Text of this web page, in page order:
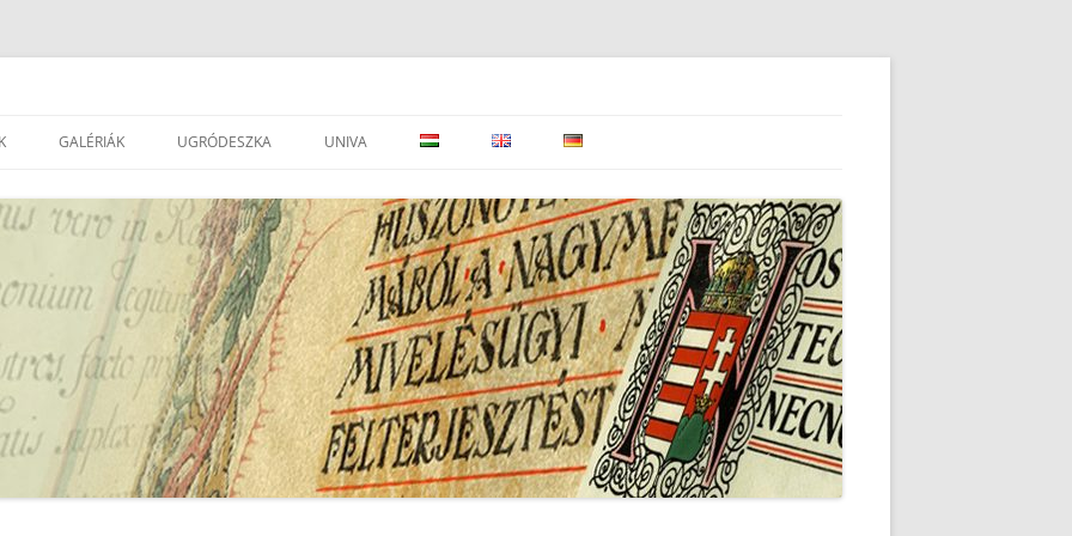
SZÉCSÉNYI M.: A RENDSZERVÁLTÁS
GYŰJTEMÉNY ARCHÍVUM
GALÉRIÁK
ESEMÉNYEK
UGRÓDESZKA
PORTÁLOK
TÁRSEGYESÜLETEK, INTÉZMÉNYEK
LEVÉLTÁRI, TÖRTÉNELMI
FOLYÓIRATOK
UNIVA
EAD IMPORTÁLÁSI SEGÉDLET ⇒
ATOM KÉZIKÖNYV
UNIVA FONDJEGYZÉK PÁLYÁZAT
UNIVA – DÁTUM JAVÍTÁS